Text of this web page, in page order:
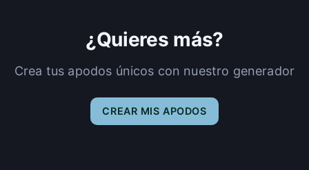
¿Quieres más?
Crea tus apodos únicos con nuestro generador
CREAR MIS APODOS